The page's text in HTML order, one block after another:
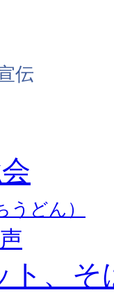
伝
うどん）
ト、そ